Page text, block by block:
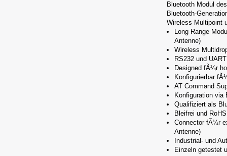
Bluetooth Modul
Bluetooth-
Wireless Multipoint
Long Range
Antenne)
Wireless
RS232 und
Designed fÃ¼r
Konfigurierbar
AT Command
Konfiguration via
Qualifiziert als
Bleifrei und
Connector fÃ¼r
Antenne)
Industrial- und
Einzeln getestet